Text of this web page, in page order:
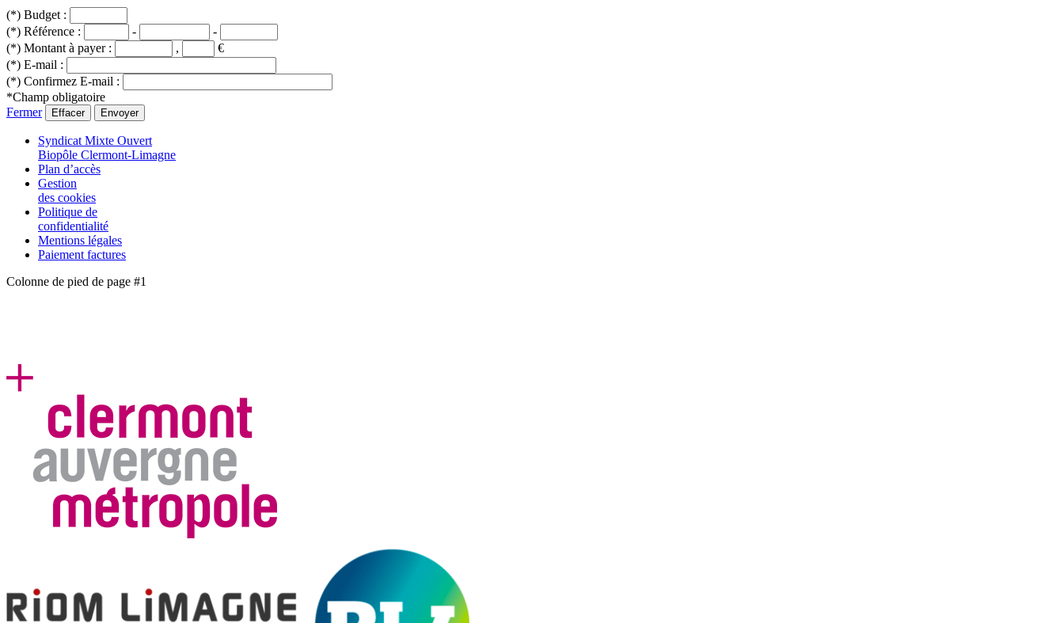
(*) Budget :
(*) Référence :
-
-
(*) Montant à payer :
,
€
(*) E-mail :
(*) Confirmez E-mail :
*Champ obligatoire
Fermer
Effacer Envoyer
Syndicat Mixte Ouvert
Biopôle Clermont-Limagne
Plan d’accès
Gestion
des cookies
Politique de
confidentialité
Mentions légales
Paiement factures
Colonne de pied de page #1